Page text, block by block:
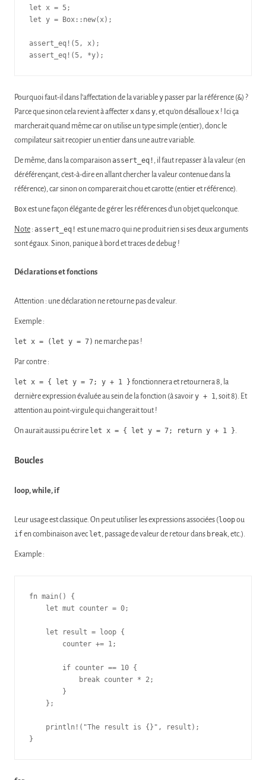
let x = 5;
let y = Box::new(x);
assert_eq!(5, x);
assert_eq!(5, *y);
Pourquoi faut-il dans l’affectation de la variabley passer par la référence (&) ?
Parce que sinon cela revient à affecterxdansy, et qu’on désallouex ! Ici ça
marcherait quand même car on utilise un type simple (entier), donc le
compilateur sait recopier un entier dans une autre variable.
De même, dans la comparaisonassert_eq! , il faut repasser à la valeur (en
déréférençant, c’est-à-dire en allant chercher la valeur contenue dans la
référence), car sinon on comparerait chou et carotte (entier et référence).
Boxest une façon élégante de gérer les références d’un objet quelconque.
Note : assert_eq! est une macro qui ne produit rien si ses deux arguments
sont égaux. Sinon, panique à bord et traces de debug !
Déclarations et fonctions
Attention : une déclaration ne retourne pas de valeur.
Exemple :
let x = (let y = 7) ne marche pas !
Par contre :
let x = { let y = 7; y + 1 } fonctionnera et retournera 8, la
dernière expression évaluée au sein de la fonction (à savoiry + 1, soit 8). Et
attention au point-virgule qui changerait tout !
On aurait aussi pu écrire let x = { let y = 7; return y + 1 }.
Boucles
loop, while, if
Leur usage est classique. On peut utiliser les expressions associées (loopou
ifen combinaison avec let, passage de valeur de retour dans break, etc.).
Example :
fn main() {
}